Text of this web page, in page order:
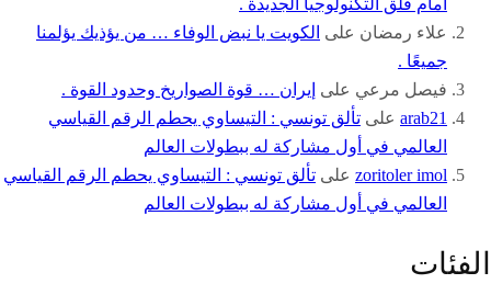
علاء رمضان على الكويت يا نبض الوفاء … من يؤذيك يؤلمنا
جميعًا .
فيصل مرعي على إيران … قوة الصواريخ وحدود القوة .
arab21 على تألق تونسي : التيساوي يحطم الرقم القياسي
العالمي في أول مشاركة له ببطولات العالم
zoritoler imol على تألق تونسي : التيساوي يحطم الرقم القياسي
العالمي في أول مشاركة له ببطولات العالم
الفئات